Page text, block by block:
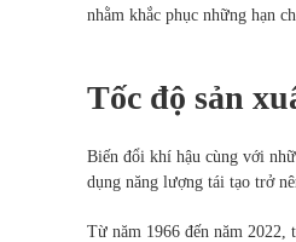
nhằm khắc phục những hạn
Tốc độ sản
Biến đổi khí hậu cùng với
dụng năng lượng tái tạo trở
Từ năm 1966 đến năm 2022,